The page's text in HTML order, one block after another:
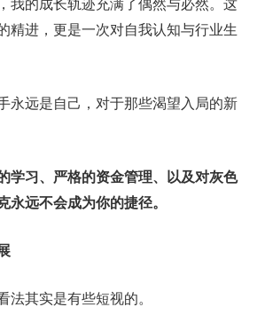
我的成长轨迹充满了偶然与必然。这
精进，更是一次对自我认知与行业生
永远是自己，对于那些渴望入局的新
学习、严格的资金管理、以及对灰色
永远不会成为你的捷径。
法其实是有些短视的。